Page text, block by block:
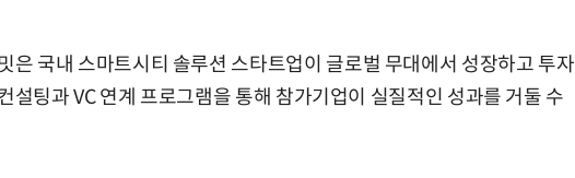
은 국내 스마트시티 솔루션 스타트업이 글로벌 무대에서 성장하고 투자
설팅과 VC 연계 프로그램을 통해 참가기업이 실질적인 성과를 거둘 수